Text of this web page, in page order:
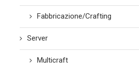
Fabbricazione/Crafting
Server
Multicraft